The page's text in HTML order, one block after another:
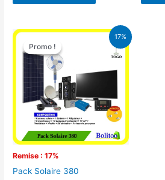
17%
Promo !
Remise : 17%
Promo !
Pack Solaire 380
Le
initial
était :
430.000 CFA.
Le
prix
actuel
355.000 CFA.